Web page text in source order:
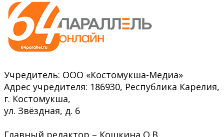
Учредитель: ООО «Костомукша-Медиа»
Адрес учредителя: 186930, Республика Карелия,
г. Костомукша,
ул. Звёздная, д. 6
Главный редактор – Кошкина О.В.